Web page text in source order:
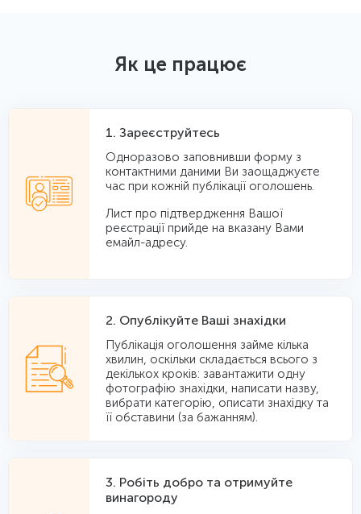
Як це працює
1. Зареєструйтесь
Одноразово заповнивши форму з
контактними даними Ви заощаджуєте
час при кожній публікації оголошень.
Лист про підтвердження Вашої
реєстрації прийде на вказану Вами
емайл-адресу.
2. Опублікуйте Ваші знахідки
Публікація оголошення займе кілька
хвилин, оскільки складається всього з
декількох кроків: завантажити одну
фотографію знахідки, написати назву,
вибрати категорію, описати знахідку та
її обставини (за бажанням).
3. Робіть добро та отримуйте
винагороду